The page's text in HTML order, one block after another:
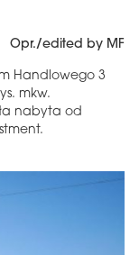
Opr./edited by MF
Handlowego 3
mkw.
nabyta od